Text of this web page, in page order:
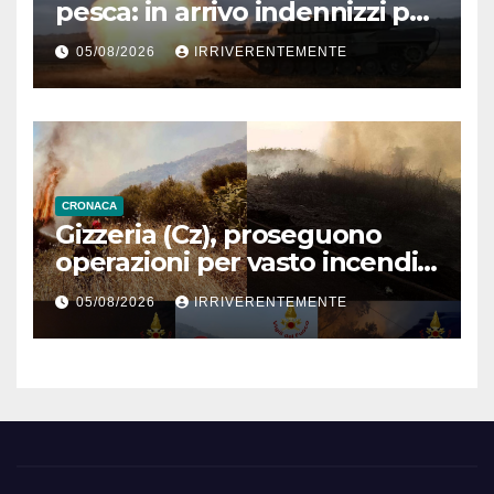
pesca: in arrivo indennizzi per
sostenere imprese per
guerra Iran (link)
05/08/2026 IRRIVERENTEMENTE
CRONACA
Gizzeria (Cz), proseguono
operazioni per vasto incendio
boschivo in contrada Destro
05/08/2026 IRRIVERENTEMENTE